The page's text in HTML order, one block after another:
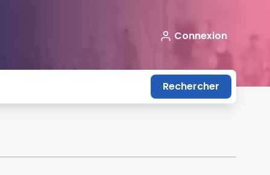
Connexion
Rechercher